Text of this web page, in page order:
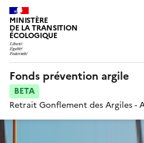
MINISTÈRE
DE LA TRANSITION
ÉCOLOGIQUE
Fonds prévention argile
BETA
Retrait Gonflement des Argiles -